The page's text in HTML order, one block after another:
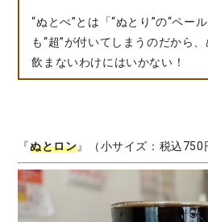
“ぬとぺ”とは「“ぬとり”の“ペー
も“超”が付いてしまうのだから
飲まないわけにはいかない！
『ぬとロン』（小サイズ：税込750